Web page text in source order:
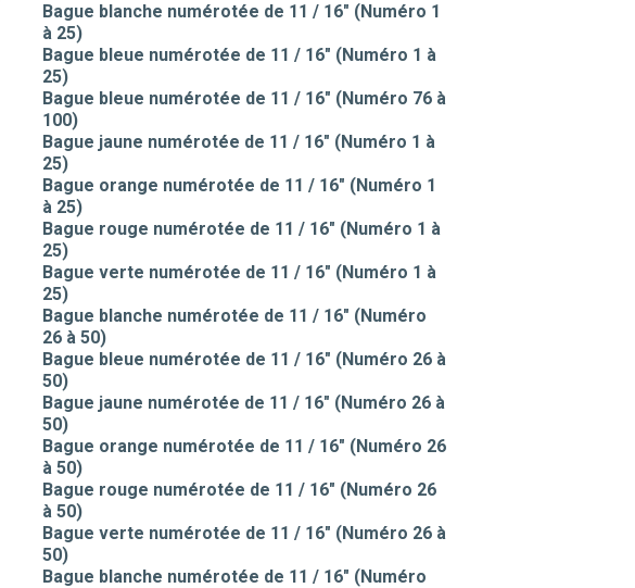
Bague blanche numérotée de 11 / 16" (Numéro 1
à 25)
Bague bleue numérotée de 11 / 16" (Numéro 1 à
25)
Bague bleue numérotée de 11 / 16" (Numéro 76 à
100)
Bague jaune numérotée de 11 / 16" (Numéro 1 à
25)
Bague orange numérotée de 11 / 16" (Numéro 1
à 25)
Bague rouge numérotée de 11 / 16" (Numéro 1 à
25)
Bague verte numérotée de 11 / 16" (Numéro 1 à
25)
Bague blanche numérotée de 11 / 16" (Numéro
26 à 50)
Bague bleue numérotée de 11 / 16" (Numéro 26 à
50)
Bague jaune numérotée de 11 / 16" (Numéro 26 à
50)
Bague orange numérotée de 11 / 16" (Numéro 26
à 50)
Bague rouge numérotée de 11 / 16" (Numéro 26
à 50)
Bague verte numérotée de 11 / 16" (Numéro 26 à
50)
Bague blanche numérotée de 11 / 16" (Numéro